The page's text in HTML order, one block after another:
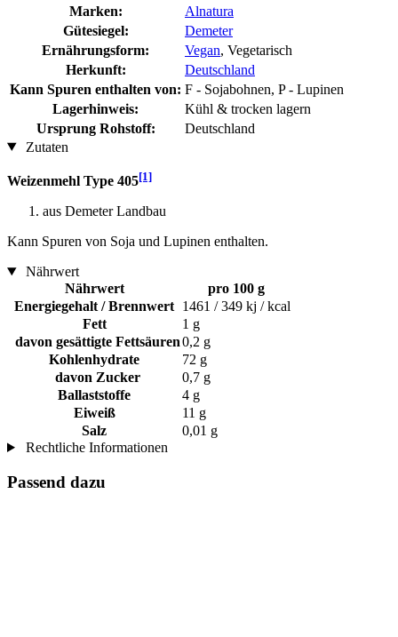
Marken:
Alnatura
Gütesiegel:
Demeter
Ernährungsform:
Vegan, Vegetarisch
Herkunft:
Deutschland
Kann Spuren enthalten von: F - Sojabohnen, P - Lupinen
Lagerhinweis:
Kühl & trocken lagern
Ursprung Rohstoff:
Deutschland
Zutaten
Weizenmehl Type 405[1]
aus Demeter Landbau
Kann Spuren von Soja und Lupinen enthalten.
Nährwert
Nährwert
pro 100 g
Energiegehalt / Brennwert 1461 / 349 kj / kcal
Fett
1 g
davon gesättigte Fettsäuren0,2 g
Kohlenhydrate
72 g
davon Zucker
0,7 g
Ballaststoffe
4 g
Eiweiß
11 g
Salz
0,01 g
Rechtliche Informationen
Passend dazu